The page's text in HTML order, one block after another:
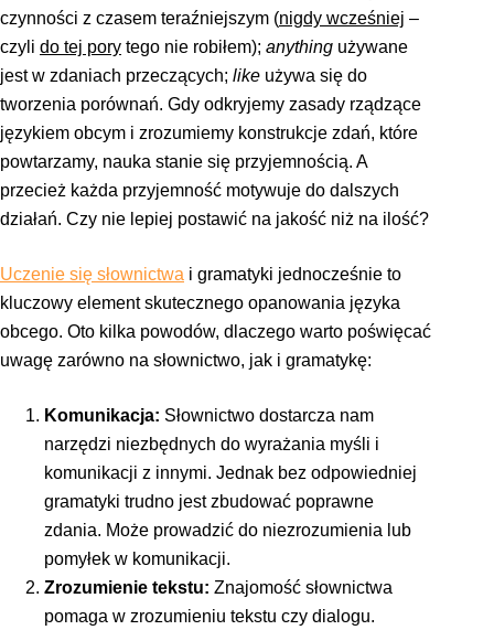
czynności z czasem teraźniejszym (nigdy wcześniej –
czyli do tej pory tego nie robiłem); anything używane
jest w zdaniach przeczących; like używa się do
tworzenia porównań. Gdy odkryjemy zasady rządzące
językiem obcym i zrozumiemy konstrukcje zdań, które
powtarzamy, nauka stanie się przyjemnością. A
przecież każda przyjemność motywuje do dalszych
działań. Czy nie lepiej postawić na jakość niż na ilość?
Uczenie się słownictwa i gramatyki jednocześnie to
kluczowy element skutecznego opanowania języka
obcego. Oto kilka powodów, dlaczego warto poświęcać
uwagę zarówno na słownictwo, jak i gramatykę:
Komunikacja: Słownictwo dostarcza nam
narzędzi niezbędnych do wyrażania myśli i
komunikacji z innymi. Jednak bez odpowiedniej
gramatyki trudno jest zbudować poprawne
zdania. Może prowadzić do niezrozumienia lub
pomyłek w komunikacji.
Zrozumienie tekstu: Znajomość słownictwa
pomaga w zrozumieniu tekstu czy dialogu.